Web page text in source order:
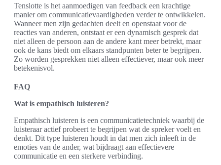
Tenslotte is het aanmoedigen van feedback een krachtige
manier om communicatievaardigheden verder te ontwikkelen.
Wanneer men zijn gedachten deelt en openstaat voor de
reacties van anderen, ontstaat er een dynamisch gesprek dat
niet alleen de persoon aan de andere kant meer betrekt, maar
ook de kans biedt om elkaars standpunten beter te begrijpen.
Zo worden gesprekken niet alleen effectiever, maar ook meer
betekenisvol.
FAQ
Wat is empathisch luisteren?
Empathisch luisteren is een communicatietechniek waarbij de
luisteraar actief probeert te begrijpen wat de spreker voelt en
denkt. Dit type luisteren houdt in dat men zich inleeft in de
emoties van de ander, wat bijdraagt aan effectievere
communicatie en een sterkere verbinding.